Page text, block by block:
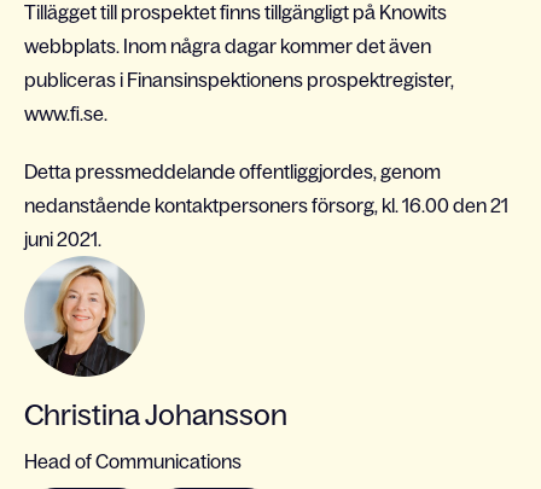
Tillägget till prospektet finns tillgängligt på Knowits
webbplats. Inom några dagar kommer det även
publiceras i Finansinspektionens prospektregister,
www.fi.se.
Detta pressmeddelande offentliggjordes, genom
nedanstående kontaktpersoners försorg, kl. 16.00 den 21
juni 2021.
Christina Johansson
Head of Communications